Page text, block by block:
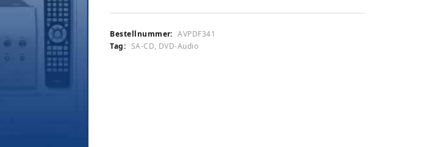
UD
1/2010)
Menge
Bestellnummer: AVPDF341
Tag: SA-CD, DVD-Audio